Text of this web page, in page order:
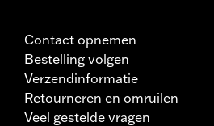
Contact opnemen
Bestelling volgen
Verzendinformatie
Retourneren en omruilen
Veel gestelde vragen